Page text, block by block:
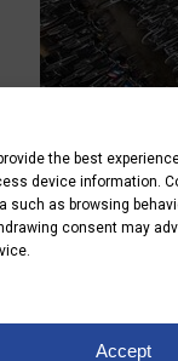
the best
device information.
such as browsing
consent may
Accept
31.03.2025
No posts